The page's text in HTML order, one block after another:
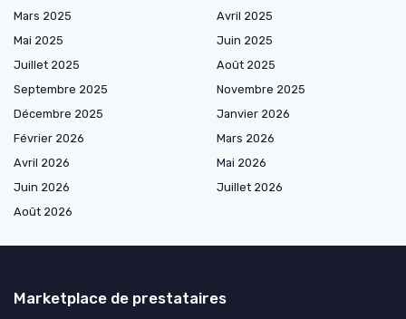
Mars 2025
Avril 2025
Mai 2025
Juin 2025
Juillet 2025
Août 2025
Septembre 2025
Novembre 2025
Décembre 2025
Janvier 2026
Février 2026
Mars 2026
Avril 2026
Mai 2026
Juin 2026
Juillet 2026
Août 2026
Marketplace de prestataires